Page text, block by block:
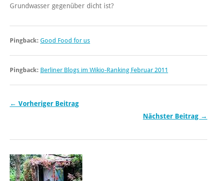
Grundwasser gegenüber dicht ist?
Pingback: Good Food for us
Pingback: Berliner Blogs im Wikio-Ranking Februar 2011
← Vorheriger Beitrag
Nächster Beitrag →